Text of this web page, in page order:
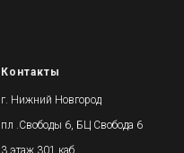
Контакты
г. Нижний Новгород
пл .Свободы 6, БЦ Свобода 6